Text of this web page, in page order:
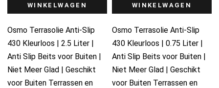
WINKELWAGEN
Osmo Terrasolie Anti-Slip
430 Kleurloos | 2.5 Liter |
Anti Slip Beits voor Buiten |
Niet Meer Glad | Geschikt
voor Buiten Terrassen en
WINKELWAGEN
Osmo Terrasolie Anti-Slip
430 Kleurloos | 0.75 Liter |
Anti Slip Beits voor Buiten |
Niet Meer Glad | Geschikt
voor Buiten Terrassen en